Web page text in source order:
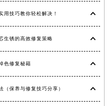
用技巧教你轻松解决！
生锈的高效修复策略
色修复秘籍
（保养与修复技巧分享）